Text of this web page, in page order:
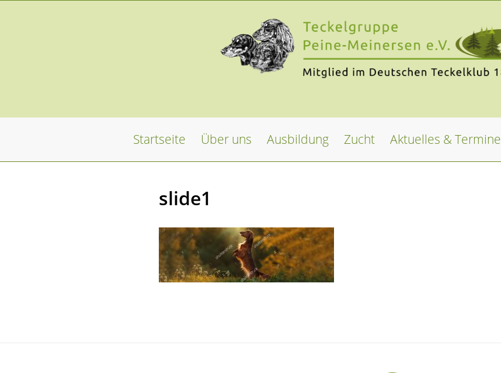
Startseite Über uns Ausbildung Zucht Aktuelles & Termine
slide1